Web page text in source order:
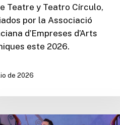
Teatre y Teatro Círculo,
por la Associació
d’Empreses d’Arts
este 2026.
de 2026